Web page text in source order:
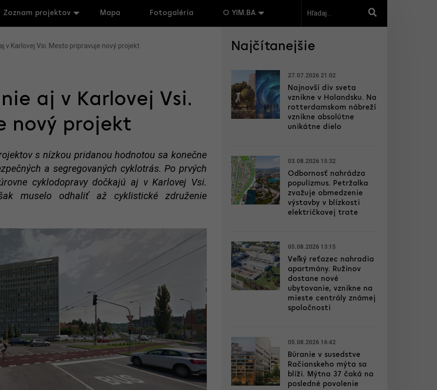
Zoznam projektov Mapa Fotogaléria O YIM.BA
v Karlovej Vsi. Mesto pripravuje nový projekt
aj v Karlovej Vsi.
nový projekt
s nízkou pridanou hodnotou sa konečne
a segregovaných cyklotrás. Po prvých
cyklodopravy dočkajú aj v Karlovej Vsi.
muselo odhaliť až cyklistické združenie
Najčítanejšie
27.07.2026 21:02
Najnovší div sveta
vznikne v Holandsku. Na
rotterdamskom nábreží
vznikne absolútne
unikátne dielo
03.08.2026 15:32
Odbornosť nahrádza
populizmus. Petržalka
zvažuje obmedzenie
výstavby v blízkosti
električkovej trate
05.08.2026 13:15
Veľký reťazec nahradia
apartmány. Ružinov
dostane nové
ubytovanie, vznikne na
mieste centrály známej
spoločnosti
05.08.2026 16:42
Búranie v susedstve
Račianskeho mýta sa
blíži. Mýtna 37 čaká na
posledné povolenie